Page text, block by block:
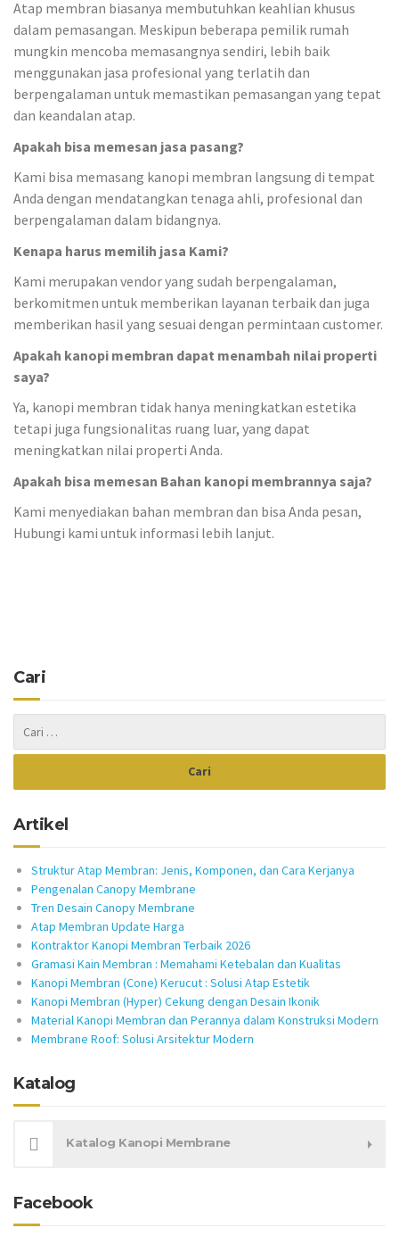
Atap membran biasanya membutuhkan keahlian khusus
dalam pemasangan. Meskipun beberapa pemilik rumah
mungkin mencoba memasangnya sendiri, lebih baik
menggunakan jasa profesional yang terlatih dan
berpengalaman untuk memastikan pemasangan yang tepat
dan keandalan atap.
Apakah bisa memesan jasa pasang?
Kami bisa memasang kanopi membran langsung di tempat
Anda dengan mendatangkan tenaga ahli, profesional dan
berpengalaman dalam bidangnya.
Kenapa harus memilih jasa Kami?
Kami merupakan vendor yang sudah berpengalaman,
berkomitmen untuk memberikan layanan terbaik dan juga
memberikan hasil yang sesuai dengan permintaan customer.
Apakah kanopi membran dapat menambah nilai properti
saya?
Ya, kanopi membran tidak hanya meningkatkan estetika
tetapi juga fungsionalitas ruang luar, yang dapat
meningkatkan nilai properti Anda.
Apakah bisa memesan Bahan kanopi membrannya saja?
Kami menyediakan bahan membran dan bisa Anda pesan,
Hubungi kami untuk informasi lebih lanjut.
Cari
Artikel
Struktur Atap Membran: Jenis, Komponen, dan Cara Kerjanya
Pengenalan Canopy Membrane
Tren Desain Canopy Membrane
Atap Membran Update Harga
Kontraktor Kanopi Membran Terbaik 2026
Gramasi Kain Membran : Memahami Ketebalan dan Kualitas
Kanopi Membran (Cone) Kerucut : Solusi Atap Estetik
Kanopi Membran (Hyper) Cekung dengan Desain Ikonik
Material Kanopi Membran dan Perannya dalam Konstruksi Modern
Membrane Roof: Solusi Arsitektur Modern
Katalog
Katalog Kanopi Membrane
Facebook